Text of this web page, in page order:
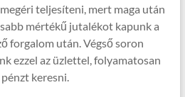
teljesíteni, mert maga után
mértékű jutalékot kapunk a
forgalom után. Végső soron
ezzel az üzlettel, folyamatosan
keresni.